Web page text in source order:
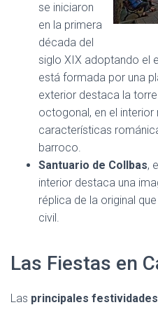
se iniciaron
en la primera
década del
siglo XIX adoptando el
está formada por una
exterior destaca la
octogonal, en el interior
características
barroco.
Santuario de Collbas,
interior destaca una
réplica de la original
civil.
Las Fiestas en
Las principales festividades